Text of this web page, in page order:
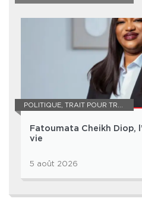
POLITIQUE, TRAIT POUR TRAIT
Fatoumata Cheikh Diop,
vie
5 août 2026